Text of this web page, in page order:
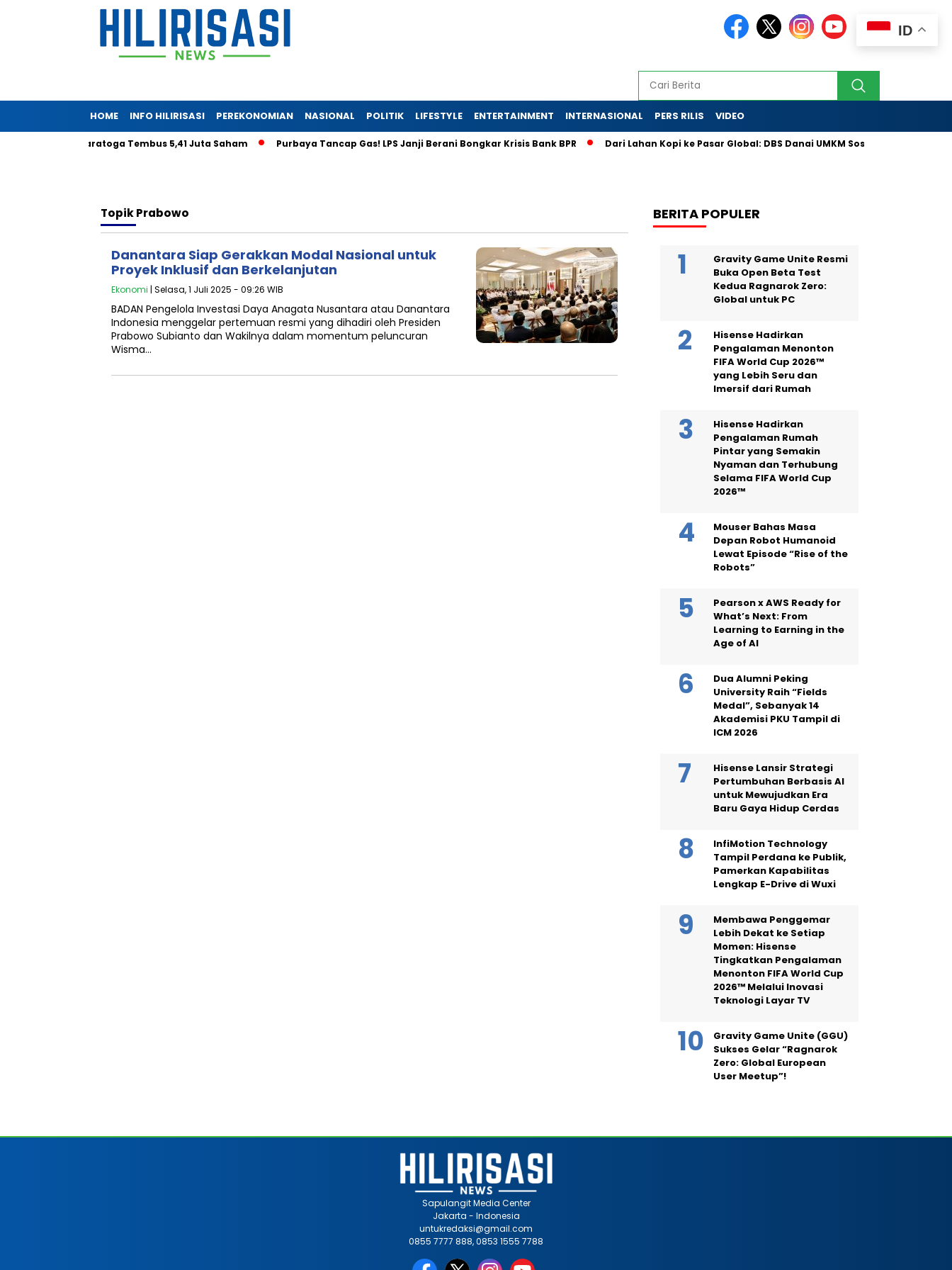
HOME INFO HILIRISASI PEREKONOMIAN NASIONAL POLITIK LIFESTYLE ENTERTAINMENT INTERNASIONAL PERS RILIS VIDEO
di Saratoga Tembus 5,41 Juta Saham Purbaya Tancap Gas! LPS Janji Berani Bongkar Krisis Bank BPR Dari Lahan Kopi ke Pasar Global: DBS Danai UMKM Sosial Lewat Skema
TopikPrabowo
Danantara Siap Gerakkan Modal Nasional untuk
Proyek Inklusif dan Berkelanjutan
Ekonomi | Selasa, 1 Juli 2025 - 09:26 WIB
BADAN Pengelola Investasi Daya Anagata Nusantara atau Danantara
Indonesia menggelar pertemuan resmi yang dihadiri oleh Presiden
Prabowo Subianto dan Wakilnya dalam momentum peluncuran
Wisma…
BERITA POPULER
Gravity Game Unite Resmi
Buka Open Beta Test
Kedua Ragnarok Zero:
Global untuk PC
Hisense Hadirkan
Pengalaman Menonton
FIFA World Cup 2026™
yang Lebih Seru dan
Imersif dari Rumah
Hisense Hadirkan
Pengalaman Rumah
Pintar yang Semakin
Nyaman dan Terhubung
Selama FIFA World Cup
2026™
Mouser Bahas Masa
Depan Robot Humanoid
Lewat Episode “Rise of the
Robots”
Pearson x AWS Ready for
What’s Next: From
Learning to Earning in the
Age of AI
Dua Alumni Peking
University Raih “Fields
Medal”, Sebanyak 14
Akademisi PKU Tampil di
ICM 2026
Hisense Lansir Strategi
Pertumbuhan Berbasis AI
untuk Mewujudkan Era
Baru Gaya Hidup Cerdas
InfiMotion Technology
Tampil Perdana ke Publik,
Pamerkan Kapabilitas
Lengkap E-Drive di Wuxi
Membawa Penggemar
Lebih Dekat ke Setiap
Momen: Hisense
Tingkatkan Pengalaman
Menonton FIFA World Cup
2026™ Melalui Inovasi
Teknologi Layar TV
Gravity Game Unite (GGU)
Sukses Gelar “Ragnarok
Zero: Global European
User Meetup”!
ID
Sapulangit Media Center
Jakarta - Indonesia
untukredaksi@gmail.com
0855 7777 888, 0853 1555 7788